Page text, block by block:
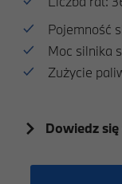
Pojemność
Moc silnika
Zużycie
Dowiedz